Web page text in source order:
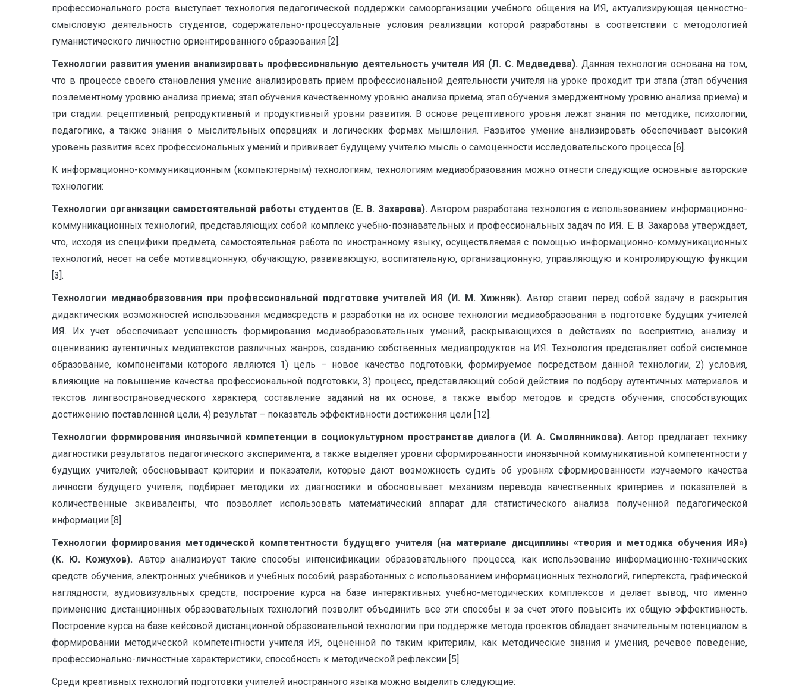
профессионального роста выступает технология педагогической поддержки самоорганизации учебного общения на ИЯ, актуализирующая ценностно-
смысловую деятельность студентов, содержательно-процессуальные условия реализации которой разработаны в соответствии с методологией
гуманистического личностно ориентированного образования [2].
Технологии развития умения анализировать профессиональную деятельность учителя ИЯ (Л. С. Медведева).Данная технология основана на том,
что в процессе своего становления умение анализировать приём профессиональной деятельности учителя на уроке проходит три этапа (этап обучения
поэлементному уровню анализа приема; этап обучения качественному уровню анализа приема; этап обучения эмерджентному уровню анализа приема) и
три стадии: рецептивный, репродуктивный и продуктивный уровни развития. В основе рецептивного уровня лежат знания по методике, психологии,
педагогике, а также знания о мыслительных операциях и логических формах мышления. Развитое умение анализировать обеспечивает высокий
уровень развития всех профессиональных умений и прививает будущему учителю мысль о самоценности исследовательского процесса [6].
К информационно-коммуникационным (компьютерным) технологиям, технологиям медиаобразования можно отнести следующие основные авторские
технологии:
Технологии организации самостоятельной работы студентов (Е. В. Захарова).Автором разработана технология с использованием информационно-
коммуникационных технологий, представляющих собой комплекс учебно-познавательных и профессиональных задач по ИЯ. Е. В. Захарова утверждает,
что, исходя из специфики предмета, самостоятельная работа по иностранному языку, осуществляемая с помощью информационно-коммуникационных
технологий, несет на себе мотивационную, обучающую, развивающую, воспитательную, организационную, управляющую и контролирующую функции
[3].
Технологии медиаобразования при профессиональной подготовке учителей ИЯ (И. М. Хижняк). Автор ставит перед собой задачу в раскрытия
дидактических возможностей использования медиасредств и разработки на их основе технологии медиаобразования в подготовке будущих учителей
ИЯ. Их учет обеспечивает успешность формирования медиаобразовательных умений, раскрывающихся в действиях по восприятию, анализу и
оцениванию аутентичных медиатекстов различных жанров, созданию собственных медиапродуктов на ИЯ. Технология представляет собой системное
образование, компонентами которого являются 1) цель – новое качество подготовки, формируемое посредством данной технологии, 2) условия,
влияющие на повышение качества профессиональной подготовки, 3) процесс, представляющий собой действия по подбору аутентичных материалов и
текстов лингвострановедческого характера, составление заданий на их основе, а также выбор методов и средств обучения, способствующих
достижению поставленной цели, 4) результат – показатель эффективности достижения цели [12].
Технологии формирования иноязычной компетенции в социокультурном пространстве диалога (И. А. Смолянникова).Автор предлагает технику
диагностики результатов педагогического эксперимента, а также выделяет уровни сформированности иноязычной коммуникативной компетентности у
будущих учителей; обосновывает критерии и показатели, которые дают возможность судить об уровнях сформированности изучаемого качества
личности будущего учителя; подбирает методики их диагностики и обосновывает механизм перевода качественных критериев и показателей в
количественные эквиваленты, что позволяет использовать математический аппарат для статистического анализа полученной педагогической
информации [8].
Технологии формирования методической компетентности будущего учителя (на материале дисциплины «теория и методика обучения ИЯ»)
(К. Ю. Кожухов). Автор анализирует такие способы интенсификации образовательного процесса, как использование информационно-технических
средств обучения, электронных учебников и учебных пособий, разработанных с использованием информационных технологий, гипертекста, графической
наглядности, аудиовизуальных средств, построение курса на базе интерактивных учебно-методических комплексов и делает вывод, что именно
применение дистанционных образовательных технологий позволит объединить все эти способы и за счет этого повысить их общую эффективность.
Построение курса на базе кейсовой дистанционной образовательной технологии при поддержке метода проектов обладает значительным потенциалом в
формировании методической компетентности учителя ИЯ, оцененной по таким критериям, как методические знания и умения, речевое поведение,
профессионально-личностные характеристики, способность к методической рефлексии [5].
Среди креативных технологий подготовки учителей иностранного языка можно выделить следующие: